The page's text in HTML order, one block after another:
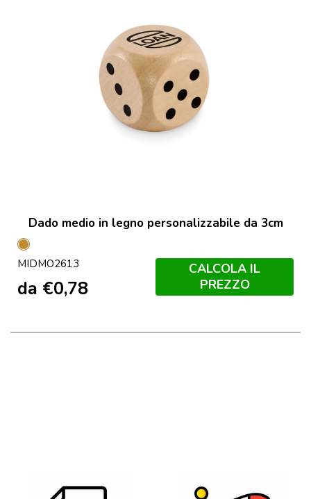
Dado medio in legno personalizzabile da 3cm
Legno
MIDMO2613
da €0,78
CALCOLA IL
PREZZO